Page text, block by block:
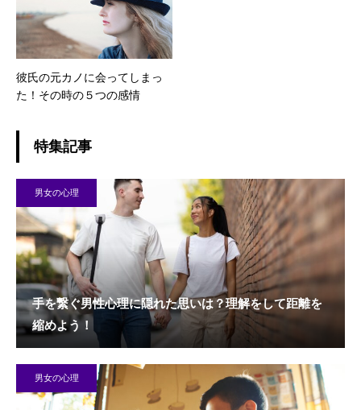
彼氏の元カノに会ってしまっ
た！その時の５つの感情
特集記事
男女の心理
手を繋ぐ男性心理に隠れた思いは？理解をして距離を
縮めよう！
男女の心理